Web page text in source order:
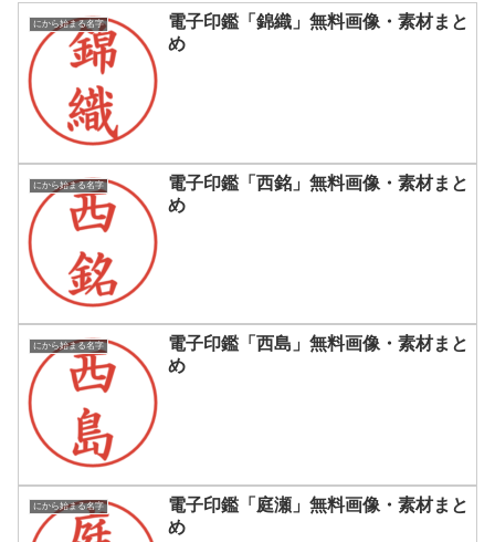
にから始まる名字
電子印鑑「錦織」無料画像・素材まと
め
にから始まる名字
電子印鑑「西銘」無料画像・素材まと
め
にから始まる名字
電子印鑑「西島」無料画像・素材まと
め
にから始まる名字
電子印鑑「庭瀬」無料画像・素材まと
め